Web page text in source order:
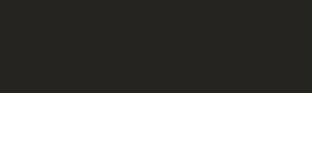
DEUTSCH